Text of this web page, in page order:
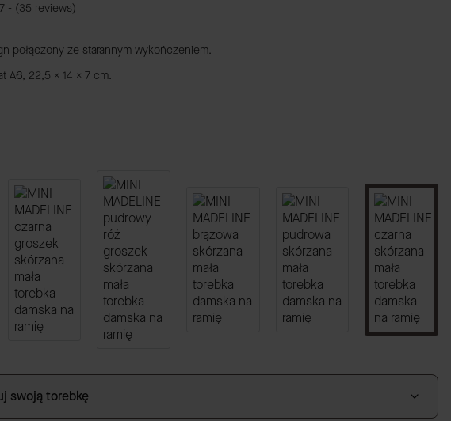
- (35 reviews)
połączony ze starannym wykończeniem.
A6, 22,5 x 14 x 7 cm.
swoją torebkę